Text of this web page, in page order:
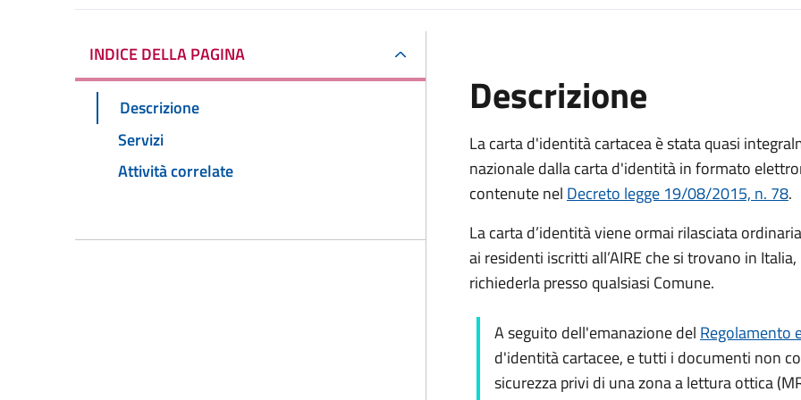
INDICE DELLA PAGINA
Descrizione
Servizi
Attività correlate
Descrizione
La carta d'identità cartacea è stata quasi
nazionale dalla carta d'identità in formato
contenute nel Decreto legge 19/08/2015, n. 78.
La carta d’identità viene ormai rilasciata
ai residenti iscritti all’AIRE che si trovano in
richiederla presso qualsiasi Comune.
A seguito dell'emanazione del Regolamento
d'identità cartacee, e tutti i documenti non
sicurezza privi di una zona a lettura ottica